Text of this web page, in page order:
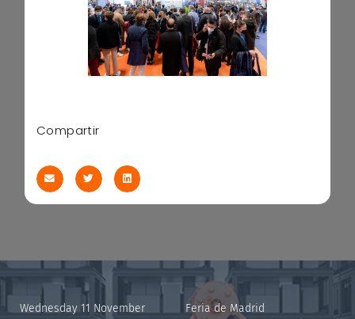
Compartir
Wednesday 11 November
Feria de Madrid